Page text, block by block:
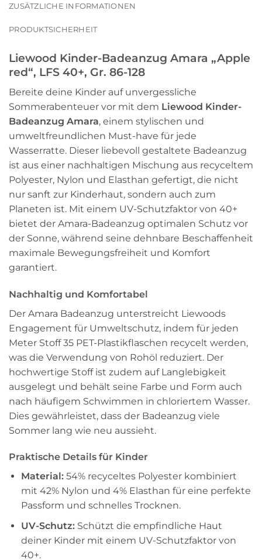
ZUSÄTZLICHE INFORMATIONEN
PRODUKTSICHERHEIT
Liewood Kinder-Badeanzug Amara „Apple
red“, LFS 40+, Gr. 86-128
Bereite deine Kinder auf unvergessliche
Sommerabenteuer vor mit dem Liewood Kinder-
Badeanzug Amara, einem stylischen und
umweltfreundlichen Must-have für jede
Wasserratte. Dieser liebevoll gestaltete Badeanzug
ist aus einer nachhaltigen Mischung aus recyceltem
Polyester, Nylon und Elasthan gefertigt, die nicht
nur sanft zur Kinderhaut, sondern auch zum
Planeten ist. Mit einem UV-Schutzfaktor von 40+
bietet der Amara-Badeanzug optimalen Schutz vor
der Sonne, während seine dehnbare Beschaffenheit
maximale Bewegungsfreiheit und Komfort
garantiert.
Nachhaltig und Komfortabel
Der Amara Badeanzug unterstreicht Liewoods
Engagement für Umweltschutz, indem für jeden
Meter Stoff 35 PET-Plastikflaschen recycelt werden,
was die Verwendung von Rohöl reduziert. Der
hochwertige Stoff ist zudem auf Langlebigkeit
ausgelegt und behält seine Farbe und Form auch
nach häufigem Schwimmen in chloriertem Wasser.
Dies gewährleistet, dass der Badeanzug viele
Sommer lang wie neu aussieht.
Praktische Details für Kinder
Material:54% recyceltes Polyester kombiniert
mit 42% Nylon und 4% Elasthan für eine perfekte
Passform und schnelles Trocknen.
UV-Schutz:Schützt die empfindliche Haut
deiner Kinder mit einem UV-Schutzfaktor von
40+.